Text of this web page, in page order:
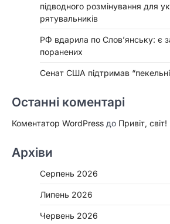
підводного розмінування для
рятувальників
РФ вдарила по Слов’янську: є
поранених
Сенат США підтримав
Останні коментарі
Коментатор WordPress до Привіт, світ!
Архіви
Серпень 2026
Липень 2026
Червень 2026